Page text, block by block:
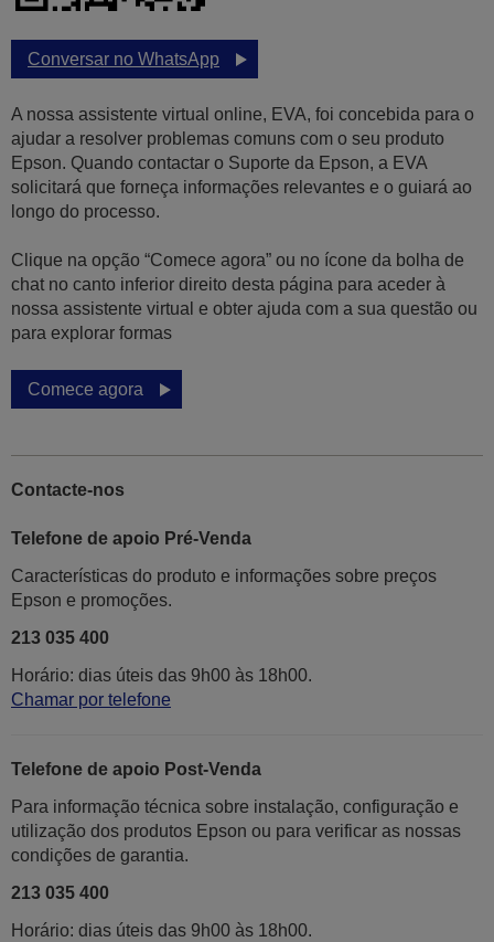
Conversar no WhatsApp
A nossa assistente virtual online, EVA, foi concebida para o
ajudar a resolver problemas comuns com o seu produto
Epson. Quando contactar o Suporte da Epson, a EVA
solicitará que forneça informações relevantes e o guiará ao
longo do processo.
Clique na opção “Comece agora” ou no ícone da bolha de
chat no canto inferior direito desta página para aceder à
nossa assistente virtual e obter ajuda com a sua questão ou
para explorar formas
Comece agora
Contacte-nos
Telefone de apoio Pré-Venda
Características do produto e informações sobre preços
Epson e promoções.
213 035 400
Horário: dias úteis das 9h00 às 18h00.
Chamar por telefone
Telefone de apoio Post-Venda
Para informação técnica sobre instalação, configuração e
utilização dos produtos Epson ou para verificar as nossas
condições de garantia.
213 035 400
Horário: dias úteis das 9h00 às 18h00.